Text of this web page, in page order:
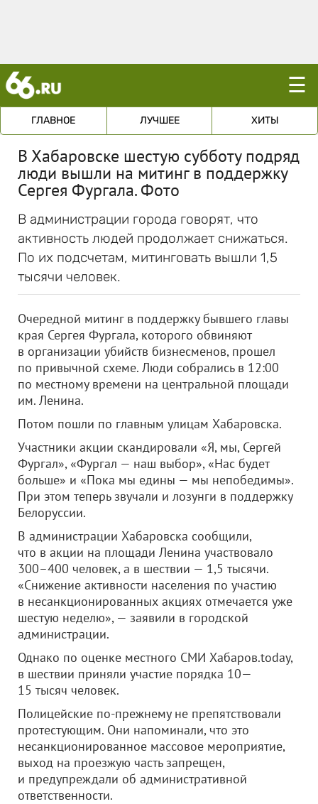
☰
ГЛАВНОЕ ЛУЧШЕЕ ХИТЫ
В Хабаровске шестую субботу подряд
люди вышли на митинг в поддержку
Сергея Фургала. Фото
В администрации города говорят, что
активность людей продолжает снижаться.
По их подсчетам, митинговать вышли 1,5
тысячи человек.
Очередной митинг в поддержку бывшего главы
края Сергея Фургала, которого обвиняют
в организации убийств бизнесменов, прошел
по привычной схеме. Люди собрались в 12:00
по местному времени на центральной площади
им. Ленина.
Потом пошли по главным улицам Хабаровска.
Участники акции скандировали «Я, мы, Сергей
Фургал», «Фургал — наш выбор», «Нас будет
больше» и «Пока мы едины — мы непобедимы».
При этом теперь звучали и лозунги в поддержку
Белоруссии.
В администрации Хабаровска сообщили,
что в акции на площади Ленина участвовало
300–400 человек, а в шествии — 1,5 тысячи.
«Снижение активности населения по участию
в несанкционированных акциях отмечается уже
шестую неделю», — заявили в городской
администрации.
Однако по оценке местного СМИ Хабаров.today,
в шествии приняли участие порядка 10—
15 тысяч человек.
Полицейские по-прежнему не препятствовали
протестующим. Они напоминали, что это
несанкционированное массовое мероприятие,
выход на проезжую часть запрещен,
и предупреждали об административной
ответственности.